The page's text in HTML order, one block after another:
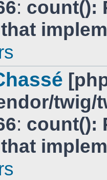
: count():
: count():